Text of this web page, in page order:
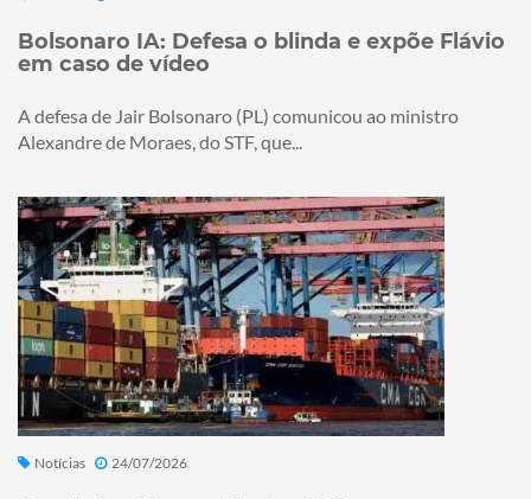
Bolsonaro IA: Defesa o blinda e expõe Flávio
em caso de vídeo
A defesa de Jair Bolsonaro (PL) comunicou ao ministro
Alexandre de Moraes, do STF, que...
Notícias 24/07/2026